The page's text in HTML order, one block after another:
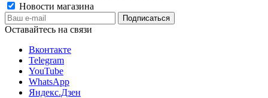
Новости магазина
Оставайтесь на связи
Вконтакте
Telegram
YouTube
WhatsApp
Яндекс.Дзен